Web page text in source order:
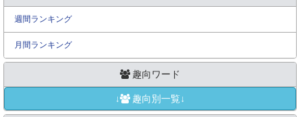
週間ランキング
月間ランキング
趣向ワード
↓ 趣向別一覧↓